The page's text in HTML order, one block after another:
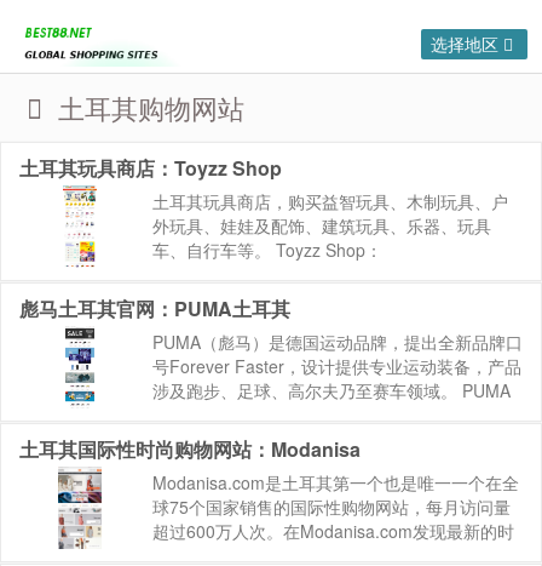
选择地区
土耳其购物网站
土耳其玩具商店：Toyzz Shop
土耳其玩具商店，购买益智玩具、木制玩具、户
外玩具、娃娃及配饰、建筑玩具、乐器、玩具
车、自行车等。 Toyzz Shop：
BEST88.NET » 海淘网站大全|国外购物...
彪马土耳其官网：PUMA土耳其
PUMA（彪马）是德国运动品牌，提出全新品牌口
号Forever Faster，设计提供专业运动装备，产品
涉及跑步、足球、高尔夫乃至赛车领域。 PUMA
BEST88.NET »...
土耳其国际性时尚购物网站：Modanisa
Modanisa.com是土耳其第一个也是唯一一个在全
球75个国家销售的国际性购物网站，每月访问量
超过600万人次。在Modanisa.com发现最新的时